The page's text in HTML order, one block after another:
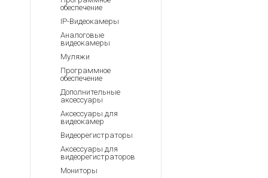
обеспечение
IP-Видеокамеры
Аналоговые
видеокамеры
Муляжи
Программное
обеспечение
Дополнительные
аксессуары
Аксессуары для
видеокамер
Видеорегистраторы
Аксессуары для
видеорегистраторов
Мониторы